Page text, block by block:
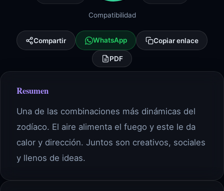
Compatibilidad
Compartir WhatsApp Copiar enlace
PDF
Resumen
Una de las combinaciones más dinámicas del
zodíaco. El aire alimenta el fuego y este le da
calor y dirección. Juntos son creativos, sociales
y llenos de ideas.